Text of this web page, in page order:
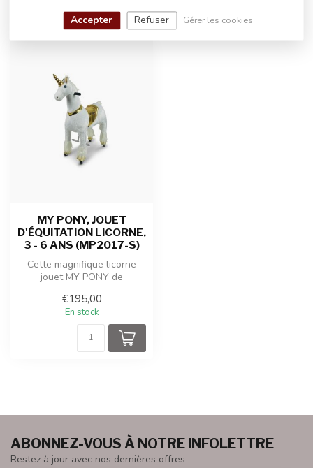
VU(S) RÉCEMMENT
MY PONY, JOUET
D'ÉQUITATION LICORNE,
3 - 6 ANS (MP2017-S)
Cette magnifique licorne
jouet MY PONY de
douceur grâce à un...
€195,00
En stock
ABONNEZ-VOUS À NOTRE INFOLETTRE
Restez à jour avec nos dernières offres
Accepter Refuser Gérer les cookies